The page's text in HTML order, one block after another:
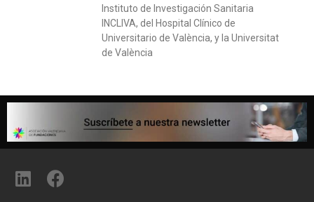
Instituto de Investigación Sanitaria
INCLIVA, del Hospital Clínico de
Universitario de València, y la Universitat
de València